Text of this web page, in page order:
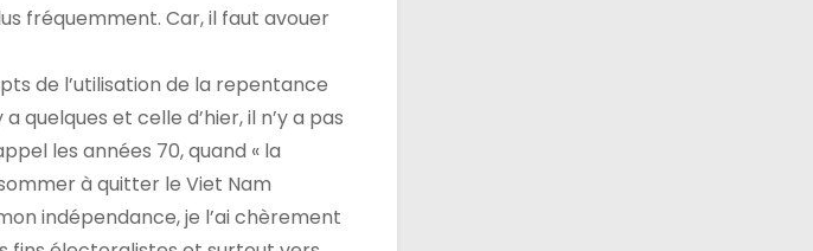
fréquemment. Car, il faut avouer
de l’utilisation de la repentance
et celle d’hier, il n’y a pas
les années 70, quand « la
à quitter le Viet Nam
indépendance, je l’ai chèrement